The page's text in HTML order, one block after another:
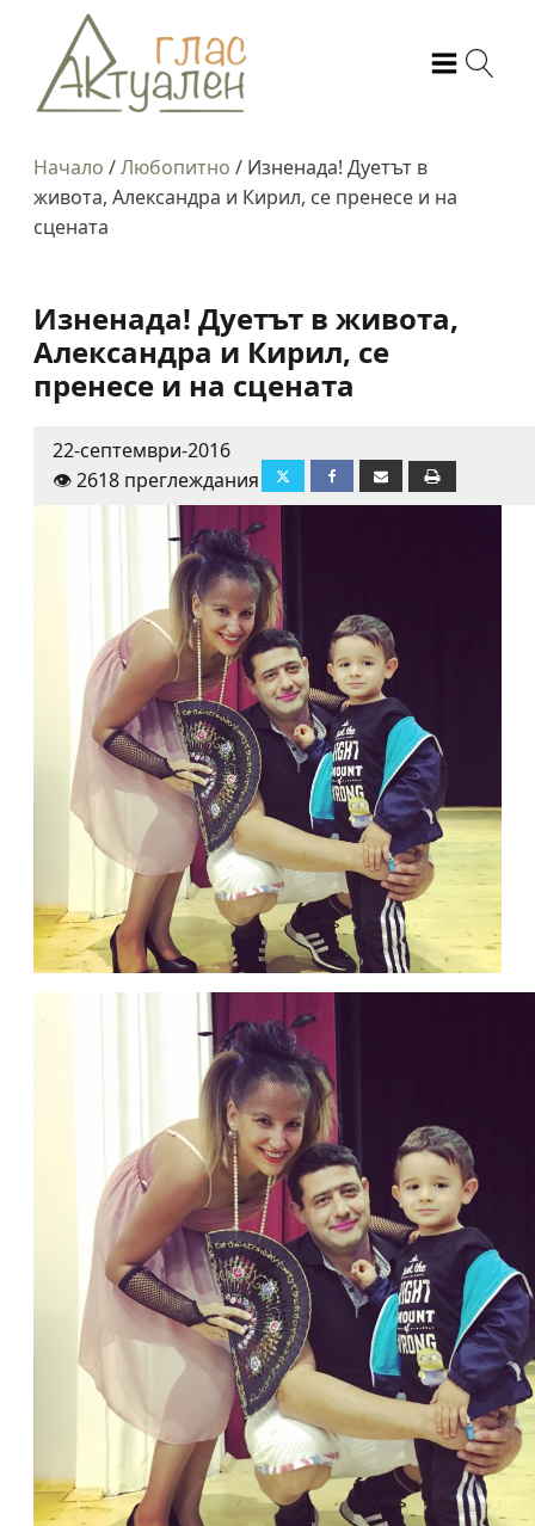
Начало /Любопитно / Изненада! Дуетът в
живота, Александра и Кирил, се пренесе и на
сцената
Изненада! Дуетът в живота,
Александра и Кирил, се
пренесе и на сцената
22-септември-2016
👁️ 2618 преглеждания